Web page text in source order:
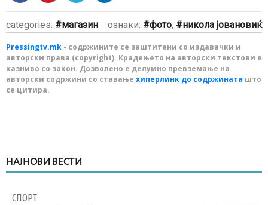
categories: магазин ознаки: фото, никола јовановиќ
Pressingtv.mk - содржините се заштитени со издавачки и
авторски права (copyright). Крадењето на авторски текстови е
казниво со закон. Дозволено е делумно превземање на
авторски содржини со ставање хиперлинк до содржината што
се цитира.
НАЈНОВИ ВЕСТИ
СПОРТ